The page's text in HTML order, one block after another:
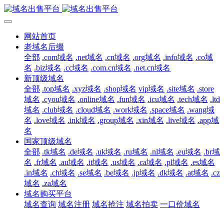
网站首页
老域名后缀
全部 .com域名 .net域名 .cn域名 .org域名 .info域名 .co域
名 .biz域名 .cc域名 .com.cn域名 .net.cn域名
新顶级域名
全部 .top域名 .xyz域名 .shop域名 vip域名 .site域名 .store
域名 .cyou域名 .online域名 .fun域名 .icu域名 .tech域名 .ltd
域名 .club域名 .cloud域名 .work域名 .space域名 .wang域
名 .love域名 .ink域名 .group域名 .xin域名 .live域名 .app域
名
国家顶级域名
全部 .tk域名 .de域名 .uk域名 .ru域名 .nl域名 .eu域名 .br域
名 .fr域名 .au域名 .it域名 .us域名 .ca域名 .pl域名 .es域名
.in域名 .ch域名 .se域名 .be域名 .jp域名 .dk域名 .at域名 .cz
域名 .za域名
域名购买平台
域名查询 域名注册 域名抢注 域名拍卖 一口价域名